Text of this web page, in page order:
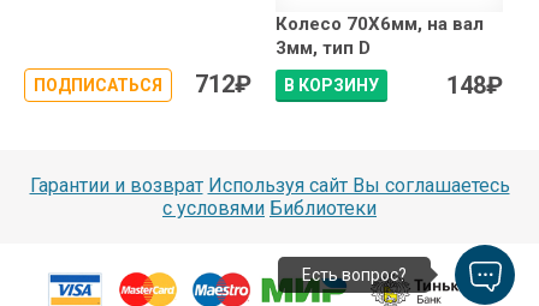
ПОДПИСАТЬСЯ 712₽
Колесо 70X6мм, на вал
3мм, тип D
В КОРЗИНУ 148₽
Гарантии и возврат Используя сайт Вы соглашаетесь
с условями Библиотеки
Есть вопрос?